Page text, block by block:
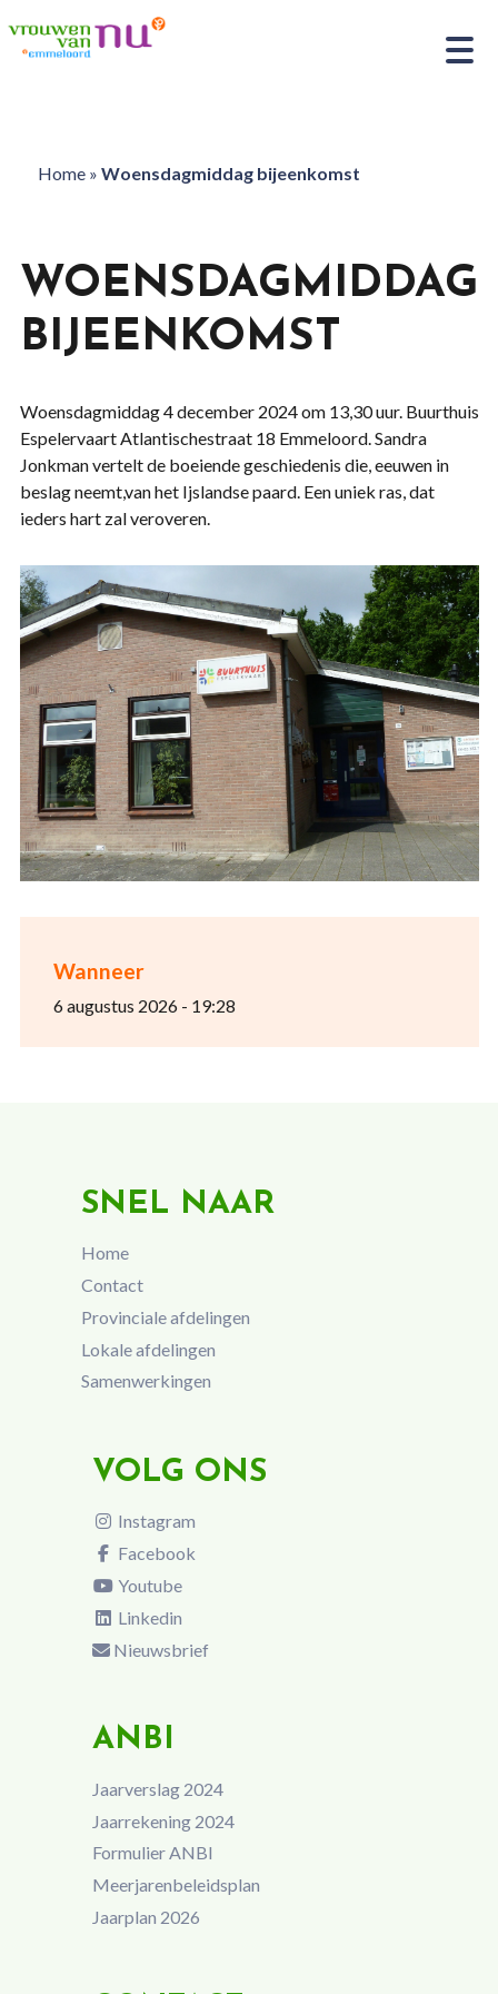
Home» Woensdagmiddag bijeenkomst
Wanneer
6 augustus 2026 - 19:28
WOENSDAGMIDDAG
BIJEENKOMST
Woensdagmiddag 4 december 2024 om 13,30 uur. Buurthuis
Espelervaart Atlantischestraat 18 Emmeloord. Sandra
Jonkman vertelt de boeiende geschiedenis die, eeuwen in
beslag neemt,van het Ijslandse paard. Een uniek ras, dat
ieders hart zal veroveren.
SNEL NAAR
Home
Contact
Provinciale afdelingen
Lokale afdelingen
Samenwerkingen
VOLG ONS
Instagram
Facebook
Youtube
Linkedin
Nieuwsbrief
ANBI
Jaarverslag 2024
Jaarrekening 2024
Formulier ANBI
Meerjarenbeleidsplan
Jaarplan 2026